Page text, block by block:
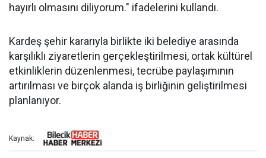
hayırlı olmasını diliyorum." ifadelerini kullandı.
Kardeş şehir kararıyla birlikte iki belediye arasında
karşılıklı ziyaretlerin gerçekleştirilmesi, ortak kültürel
etkinliklerin düzenlenmesi, tecrübe paylaşımının
artırılması ve birçok alanda iş birliğinin geliştirilmesi
planlanıyor.
Kaynak: